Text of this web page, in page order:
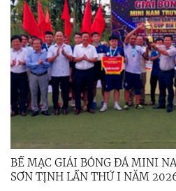
BẾ MẠC GIẢI BÓNG ĐÁ MINI
SƠN TỊNH LẦN THỨ I NĂM